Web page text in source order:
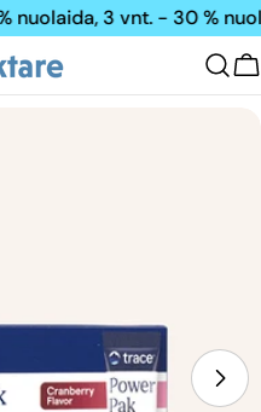
nuolaida, 3 vnt. - 30 %